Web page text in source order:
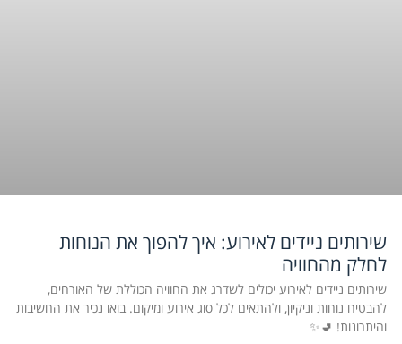
שירותים ניידים לאירוע: איך להפוך את הנוחות
לחלק מהחוויה
שירותים ניידים לאירוע יכולים לשדרג את החוויה הכוללת של האורחים,
להבטיח נוחות וניקיון, ולהתאים לכל סוג אירוע ומיקום. בואו נכיר את החשיבות
והיתרונות! 🚽✨